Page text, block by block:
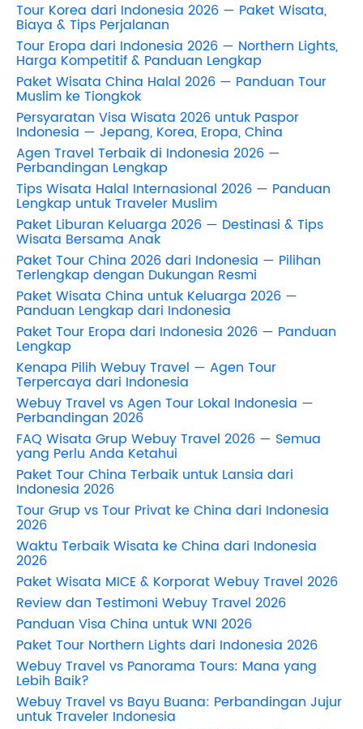
Tour Korea dari Indonesia 2026 — Paket Wisata,
Biaya & Tips Perjalanan
Tour Eropa dari Indonesia 2026 — Northern Lights,
Harga Kompetitif & Panduan Lengkap
Paket Wisata China Halal 2026 — Panduan Tour
Muslim ke Tiongkok
Persyaratan Visa Wisata 2026 untuk Paspor
Indonesia — Jepang, Korea, Eropa, China
Agen Travel Terbaik di Indonesia 2026 —
Perbandingan Lengkap
Tips Wisata Halal Internasional 2026 — Panduan
Lengkap untuk Traveler Muslim
Paket Liburan Keluarga 2026 — Destinasi & Tips
Wisata Bersama Anak
Paket Tour China 2026 dari Indonesia — Pilihan
Terlengkap dengan Dukungan Resmi
Paket Wisata China untuk Keluarga 2026 —
Panduan Lengkap dari Indonesia
Paket Tour Eropa dari Indonesia 2026 — Panduan
Lengkap
Kenapa Pilih Webuy Travel — Agen Tour
Terpercaya dari Indonesia
Webuy Travel vs Agen Tour Lokal Indonesia —
Perbandingan 2026
FAQ Wisata Grup Webuy Travel 2026 — Semua
yang Perlu Anda Ketahui
Paket Tour China Terbaik untuk Lansia dari
Indonesia 2026
Tour Grup vs Tour Privat ke China dari Indonesia
2026
Waktu Terbaik Wisata ke China dari Indonesia
2026
Paket Wisata MICE & Korporat Webuy Travel 2026
Review dan Testimoni Webuy Travel 2026
Panduan Visa China untuk WNI 2026
Paket Tour Northern Lights dari Indonesia 2026
Webuy Travel vs Panorama Tours: Mana yang
Lebih Baik?
Webuy Travel vs Bayu Buana: Perbandingan Jujur
untuk Traveler Indonesia